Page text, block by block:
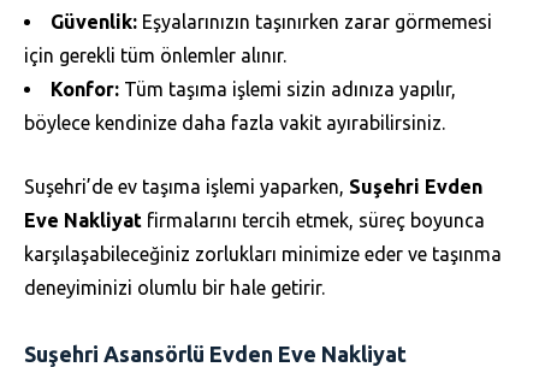
Güvenlik: Eşyalarınızın taşınırken zarar görmemesi
için gerekli tüm önlemler alınır.
Konfor: Tüm taşıma işlemi sizin adınıza yapılır,
böylece kendinize daha fazla vakit ayırabilirsiniz.
Suşehri’de ev taşıma işlemi yaparken, Suşehri Evden
Eve Nakliyat firmalarını tercih etmek, süreç boyunca
karşılaşabileceğiniz zorlukları minimize eder ve taşınma
deneyiminizi olumlu bir hale getirir.
Suşehri Asansörlü Evden Eve Nakliyat